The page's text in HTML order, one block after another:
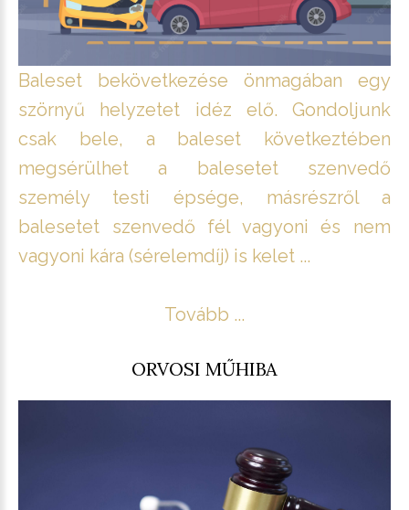
Baleset bekövetkezése önmagában egy
szörnyű helyzetet idéz elő. Gondoljunk
csak bele, a baleset következtében
megsérülhet a balesetet szenvedő
személy testi épsége, másrészről a
balesetet szenvedő fél vagyoni és nem
vagyoni kára (sérelemdíj) is kelet ...
Tovább ...
ORVOSI MŰHIBA